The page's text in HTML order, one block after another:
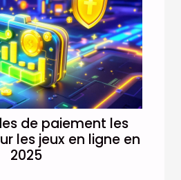
de paiement les
les jeux en ligne en
2025